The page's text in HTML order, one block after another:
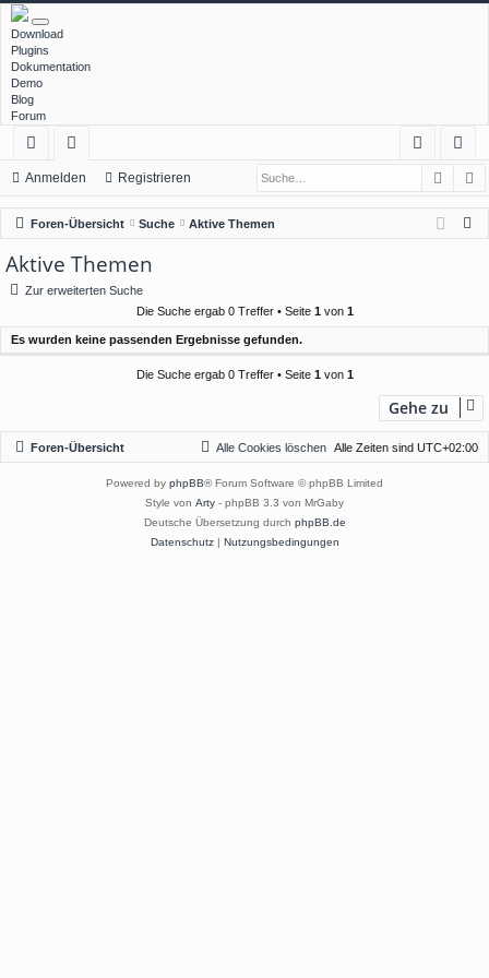
Download
Plugins
Dokumentation
Demo
Blog
Forum
ch
ne
llz
ug
f
or
en
m
el
ist
rie
Anmelden Registrieren
Foren-Übersicht Suche Aktive Themen
Aktive Themen
Zur erweiterten Suche
Die Suche ergab 0 Treffer • Seite 1von 1
Es wurden keine passenden Ergebnisse gefunden.
Die Suche ergab 0 Treffer • Seite 1von 1
Gehe zu
Foren-Übersicht Alle Zeiten sind UTC+02:00
Alle Cookies löschen
Powered by phpBB® Forum Software © phpBB Limited
Style von Arty - phpBB 3.3 von MrGaby
Deutsche Übersetzung durch phpBB.de
Datenschutz| Nutzungsbedingungen